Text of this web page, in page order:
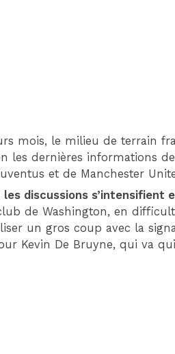
mois, le milieu de terrain
les dernières informations de
et de Manchester
les discussions s’intensifient
de Washington, en
un gros coup avec la
Kevin De Bruyne, qui va